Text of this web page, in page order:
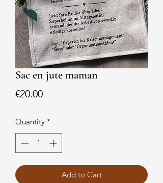
Sac en jute maman
€20.00Price
Quantity *
Add to Cart